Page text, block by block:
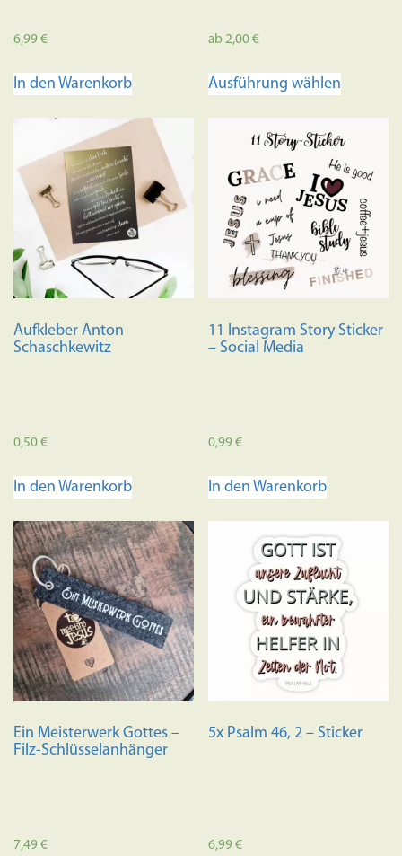
6,99€
In den Warenkorb
ab2,00€
Ausführung wählen
mehrere
auf.
Die
können
auf
gewählt
Aufkleber Anton
Schaschkewitz
0,50€
In den Warenkorb
11 Instagram Story Sticker
– Social Media
0,99€
In den Warenkorb
Ein Meisterwerk Gottes –
Filz-Schlüsselanhänger
7,49€
5x Psalm 46, 2 – Sticker
6,99€